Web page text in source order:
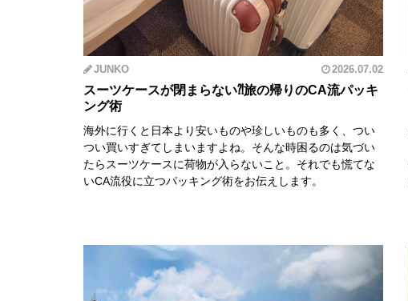
JUNKO 2026.07.02
スーツケースが閉まらない⁈旅の帰りのCA流パッキ
ング術
海外に行くと日本より安いものや珍しいものも多く、つい
つい買いすぎてしまいますよね。そんな時困るのは気づい
たらスーツケースに荷物が入らないこと。それでも慌てな
いCA流役に立つパッキング術をお伝えします。